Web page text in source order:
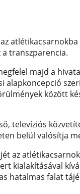
transzparencia.
majd a
alapkoncepció
között
televíziós
belül valósítja
az
kialakításával
hatalmas falat